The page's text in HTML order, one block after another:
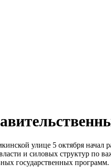
улице 5 октября
и силовых структур по
государственных программ.